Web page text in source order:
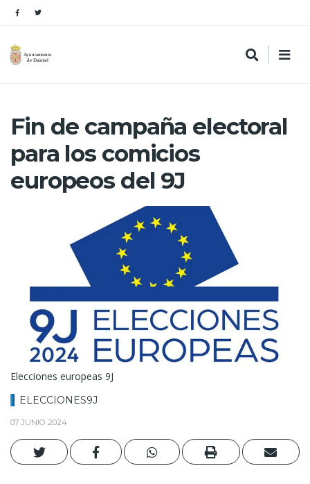
Fin de campaña electoral
para los comicios
europeos del 9J
Elecciones europeas 9J
ELECCIONES9J
07 JUNIO 2024